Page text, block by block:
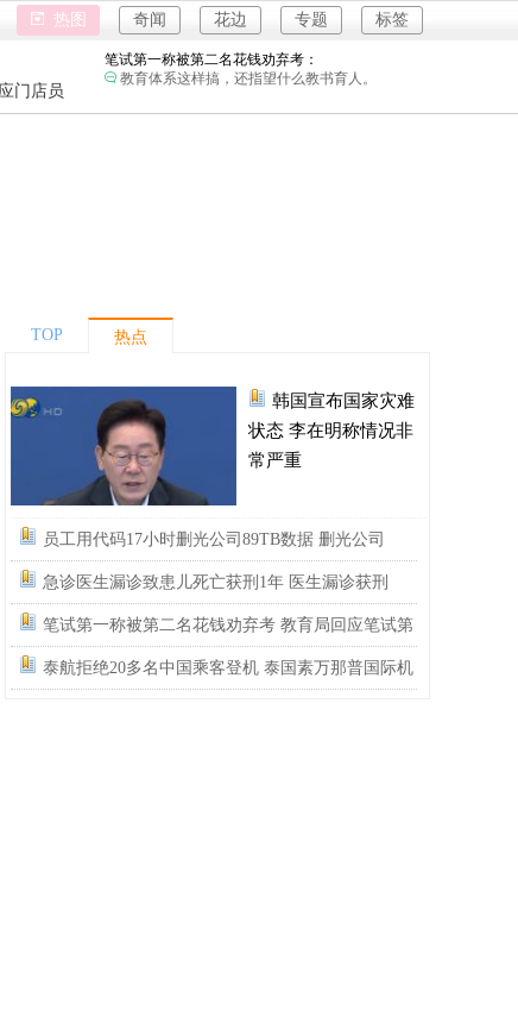
标签
专题
花边
奇闻
热图
案
游客
门店员
以后急诊医生怕是遇到感冒也要把所有检查都做
笔试第一称被第二名花钱劝弃考：
教育体系这样搞，还指望什么教书育人。
泰航拒绝20多名中国乘客登机：
急诊医生漏诊致患儿死亡获刑1年：
了。
笔试第一称被第二名花钱劝弃考：
教育体系这样搞，还指望什么教书育人。
泰航拒绝20多名中国乘客登机：
有一说一，他们是不是脑子没发育？谁不知道拉
眼角针对的是亚洲人，他们哪国的啊？
老板没有人性，咱们员工得保护自己的生命安全
TOP 热点
韩国宣布国家灾难
状态 李在明称情况非
常严重
员工用代码17小时删光公司89TB数据 删光公司
89TB数据获刑
急诊医生漏诊致患儿死亡获刑1年 医生漏诊获刑
笔试第一称被第二名花钱劝弃考 教育局回应笔试第
一被传话劝弃考
泰航拒绝20多名中国乘客登机 泰国素万那普国际机